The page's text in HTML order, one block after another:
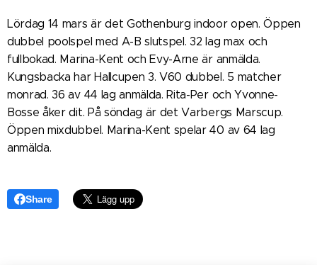
Lördag 14 mars är det Gothenburg indoor open. Öppen
dubbel poolspel med A-B slutspel. 32 lag max och
fullbokad. Marina-Kent och Evy-Arne är anmälda.
Kungsbacka har Hallcupen 3. V60 dubbel. 5 matcher
monrad. 36 av 44 lag anmälda. Rita-Per och Yvonne-
Bosse åker dit. På söndag är det Varbergs Marscup.
Öppen mixdubbel. Marina-Kent spelar 40 av 64 lag
anmälda.
Share